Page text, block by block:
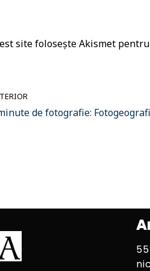
site folosește Akismet
de fotografie: